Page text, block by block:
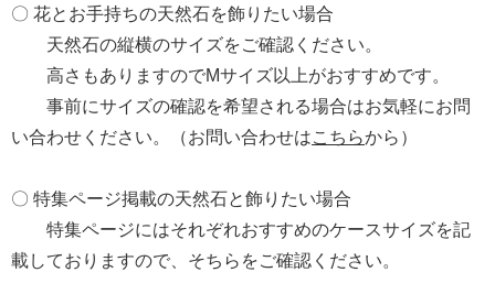
〇 花とお手持ちの天然石を飾りたい場合
天然石の縦横のサイズをご確認ください。
高さもありますのでMサイズ以上がおすすめです。
事前にサイズの確認を希望される場合はお気軽にお問
い合わせください。（お問い合わせはこちらから）
〇 特集ページ掲載の天然石と飾りたい場合
特集ページにはそれぞれおすすめのケースサイズを記
載しておりますので、そちらをご確認ください。